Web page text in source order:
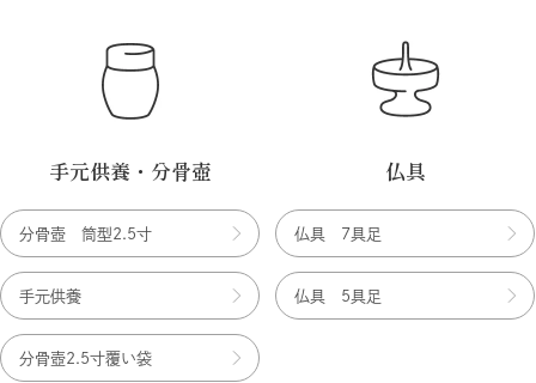
手元供養・分骨壺
分骨壺 筒型2.5寸
手元供養
分骨壺2.5寸覆い袋
仏具
仏具 7具足
仏具 5具足